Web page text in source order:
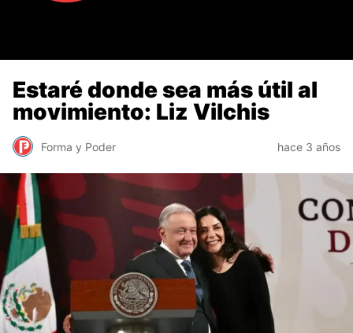
Estaré donde sea más útil al
movimiento: Liz Vilchis
Forma y Poder hace 3 años